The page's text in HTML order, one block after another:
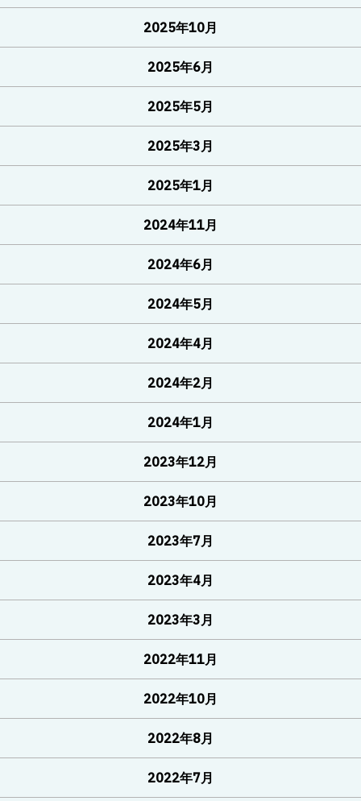
2025年10月
2025年6月
2025年5月
2025年3月
2025年1月
2024年11月
2024年6月
2024年5月
2024年4月
2024年2月
2024年1月
2023年12月
2023年10月
2023年7月
2023年4月
2023年3月
2022年11月
2022年10月
2022年8月
2022年7月